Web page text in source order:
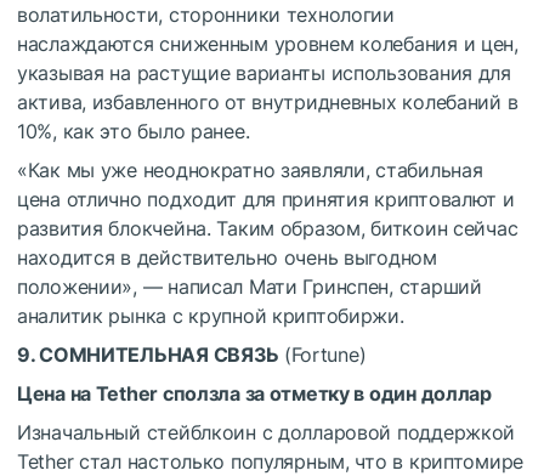
волатильности, сторонники технологии
наслаждаются сниженным уровнем колебания и цен,
указывая на растущие варианты использования для
актива, избавленного от внутридневных колебаний в
10%, как это было ранее.
«Как мы уже неоднократно заявляли, стабильная
цена отлично подходит для принятия криптовалют и
развития блокчейна. Таким образом, биткоин сейчас
находится в действительно очень выгодном
положении», — написал Мати Гринспен, старший
аналитик рынка с крупной криптобиржи.
9. СОМНИТЕЛЬНАЯ СВЯЗЬ (Fortune)
Цена на Tether сползла за отметку в один доллар
Изначальный стейблкоин с долларовой поддержкой
Tether стал настолько популярным, что в криптомире